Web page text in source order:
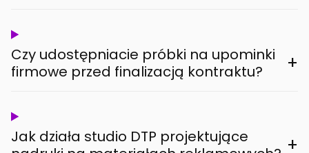
Czy udostępniacie próbki na upominki
firmowe przed finalizacją kontraktu?
+
Jak działa studio DTP projektujące
+